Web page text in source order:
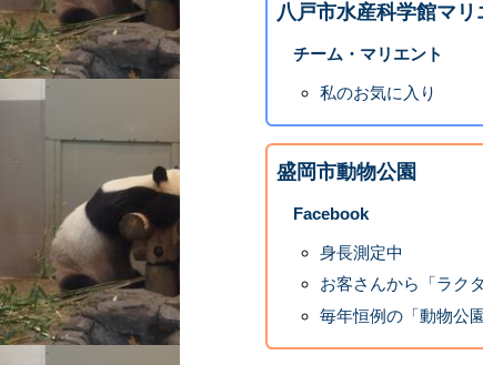
八戸市水産科学館マリ
チーム・マリエント
私のお気に入り
盛岡市動物公園
Facebook
身長測定中
お客さんから「ラク
毎年恒例の「動物公